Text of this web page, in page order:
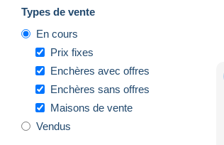
Types de vente
En cours
Prix fixes
Enchères avec offres
Enchères sans offres
Maisons de vente
Vendus